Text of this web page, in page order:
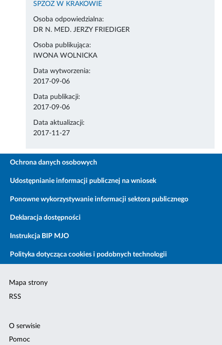
SPZOZ W KRAKOWIE
Osoba odpowiedzialna:
DR N. MED. JERZY FRIEDIGER
Osoba publikująca:
IWONA WOLNICKA
Data wytworzenia:
2017-09-06
Data publikacji:
2017-09-06
Data aktualizacji:
2017-11-27
Ochrona danych osobowych
Udostępnianie informacji publicznej na wniosek
Ponowne wykorzystywanie informacji sektora publicznego
Deklaracja dostępności
Instrukcja BIP MJO
Polityka dotycząca cookies i podobnych technologii
Mapa strony
RSS
O serwisie
Pomoc